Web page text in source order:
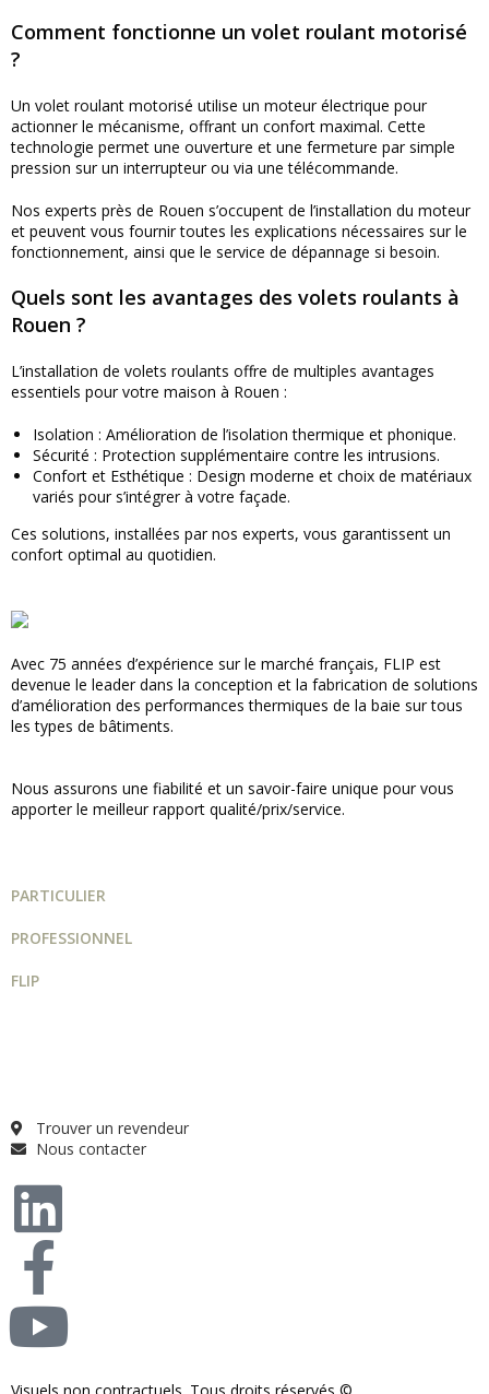
Comment fonctionne un volet roulant motorisé
?
Un volet roulant motorisé utilise un moteur électrique pour
actionner le mécanisme, offrant un confort maximal. Cette
technologie permet une ouverture et une fermeture par simple
pression sur un interrupteur ou via une télécommande.
Nos experts près de Rouen s’occupent de l’installation du moteur
et peuvent vous fournir toutes les explications nécessaires sur le
fonctionnement, ainsi que le service de dépannage si besoin.
Quels sont les avantages des volets roulants à
Rouen ?
L’installation de volets roulants offre de multiples avantages
essentiels pour votre maison à Rouen :
Isolation : Amélioration de l’isolation thermique et phonique.
Sécurité : Protection supplémentaire contre les intrusions.
Confort et Esthétique : Design moderne et choix de matériaux
variés pour s’intégrer à votre façade.
Ces solutions, installées par nos experts, vous garantissent un
confort optimal au quotidien.
Avec 75 années d’expérience sur le marché français, FLIP est
devenue le leader dans la conception et la fabrication de solutions
d’amélioration des performances thermiques de la baie sur tous
les types de bâtiments.
Nous assurons une fiabilité et un savoir-faire unique pour vous
apporter le meilleur rapport qualité/prix/service.
PARTICULIER
PROFESSIONNEL
FLIP
Trouver un revendeur
Nous contacter